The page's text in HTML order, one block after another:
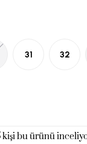
31 32
kişi bu ürünü